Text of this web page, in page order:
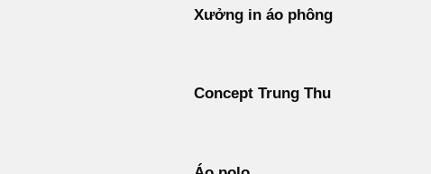
Xưởng in áo phông
Concept Trung Thu